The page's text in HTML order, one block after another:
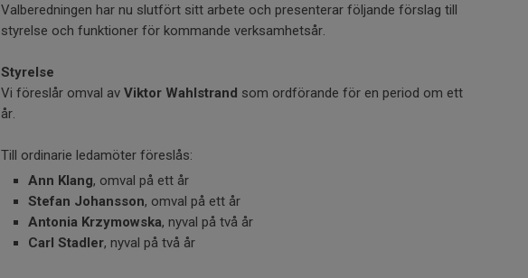
Valberedningen har nu slutfört sitt arbete och presenterar följande förslag till
styrelse och funktioner för kommande verksamhetsår.
Styrelse
Vi föreslår omval av Viktor Wahlstrand som ordförande för en period om ett
år.
Till ordinarie ledamöter föreslås:
Ann Klang, omval på ett år
Stefan Johansson, omval på ett år
Antonia Krzymowska, nyval på två år
Carl Stadler, nyval på två år